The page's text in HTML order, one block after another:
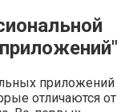
приложений
отличаются от